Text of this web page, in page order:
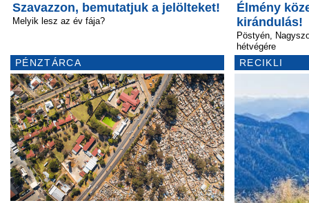
Szavazzon, bemutatjuk a jelölteket!
Melyik lesz az év fája?
PÉNZTÁRCA
Élmény
kirándulás!
Pöstyén,
hétvégére
RECIKLI